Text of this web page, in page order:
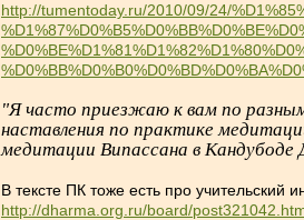
http://tumentoday.ru/2010/09/24/
"Я часто приезжаю к вам по
наставления по практике
медитации Випассана в Кандубоде
В тексте ПК тоже есть про учительский
http://dharma.org.ru/board/